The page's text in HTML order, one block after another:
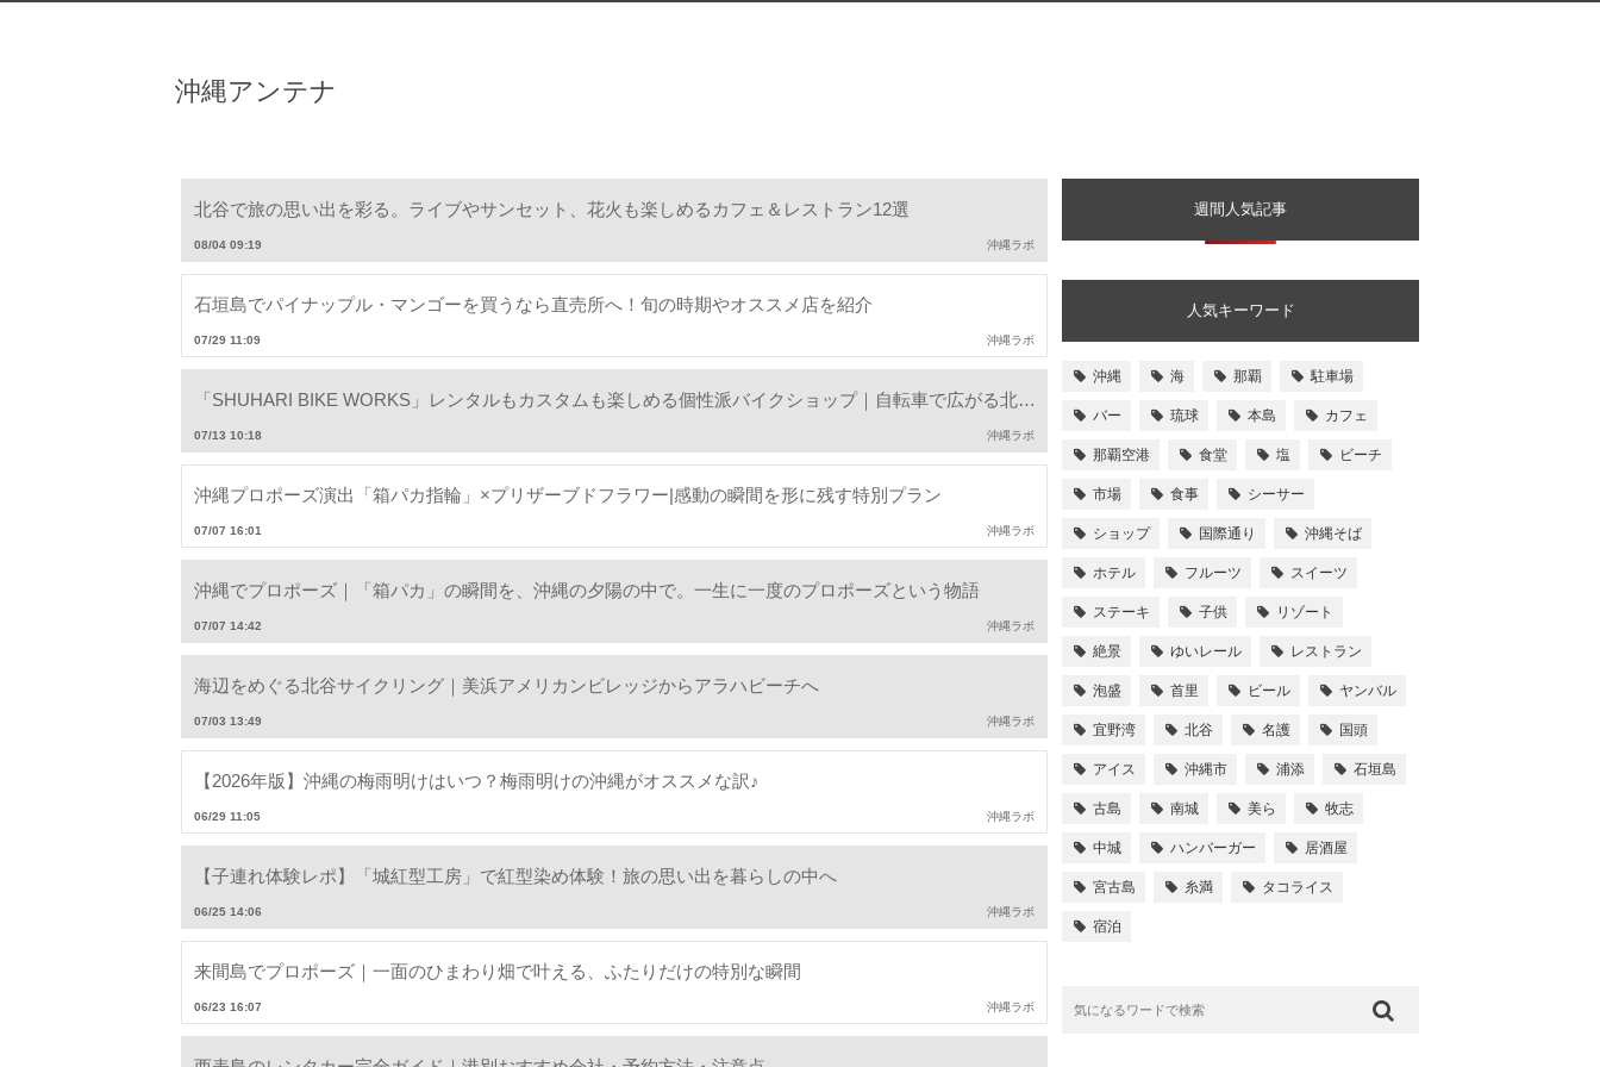
沖縄アンテナ
北谷で旅の思い出を彩る。ライブやサンセット、花火も楽しめるカフェ＆レストラン12選
08/04 09:19 沖縄ラボ
石垣島でパイナップル・マンゴーを買うなら直売所へ！旬の時期やオススメ店を紹介
07/29 11:09 沖縄ラボ
「SHUHARI BIKE WORKS」レンタルもカスタムも楽しめる個性派バイクショップ｜自転車で広がる北谷
旅
07/13 10:18 沖縄ラボ
沖縄プロポーズ演出「箱パカ指輪」×プリザーブドフラワー|感動の瞬間を形に残す特別プラン
07/07 16:01 沖縄ラボ
沖縄でプロポーズ｜「箱パカ」の瞬間を、沖縄の夕陽の中で。一生に一度のプロポーズという物語
07/07 14:42 沖縄ラボ
海辺をめぐる北谷サイクリング｜美浜アメリカンビレッジからアラハビーチへ
07/03 13:49 沖縄ラボ
【2026年版】沖縄の梅雨明けはいつ？梅雨明けの沖縄がオススメな訳♪
06/29 11:05 沖縄ラボ
【子連れ体験レポ】「城紅型工房」で紅型染め体験！旅の思い出を暮らしの中へ
06/25 14:06 沖縄ラボ
来間島でプロポーズ｜一面のひまわり畑で叶える、ふたりだけの特別な瞬間
06/23 16:07 沖縄ラボ
週間人気記事
人気キーワード
沖縄 海 那覇 駐車場
バー 琉球 本島 カフェ
那覇空港 食堂 塩 ビーチ
市場 食事 シーサー
ショップ 国際通り 沖縄そば
ホテル フルーツ スイーツ
ステーキ 子供 リゾート
絶景 ゆいレール レストラン
泡盛 首里 ビール ヤンバル
宜野湾 北谷 名護 国頭
アイス 沖縄市 浦添 石垣島
古島 南城 美ら 牧志
中城 ハンバーガー 居酒屋
宮古島 糸満 タコライス
宿泊